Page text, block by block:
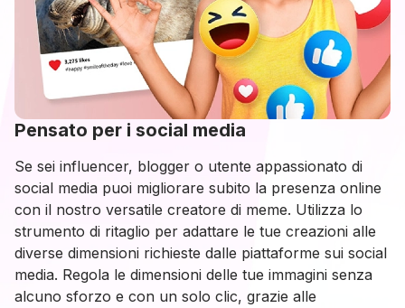
Pensato per i social media
Se sei influencer, blogger o utente appassionato di
social media puoi migliorare subito la presenza online
con il nostro versatile creatore di meme. Utilizza lo
strumento di ritaglio per adattare le tue creazioni alle
diverse dimensioni richieste dalle piattaforme sui social
media. Regola le dimensioni delle tue immagini senza
alcuno sforzo e con un solo clic, grazie alle